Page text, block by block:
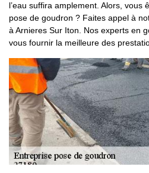
l’eau suffira amplement. Alors, vous
pose de goudron ? Faites appel à
à Arnieres Sur Iton. Nos experts en
vous fournir la meilleure des